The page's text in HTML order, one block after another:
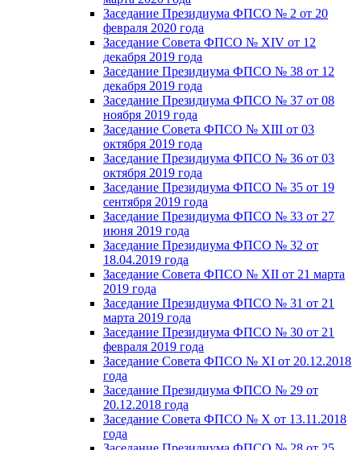
Заседание Президиума ФПСО № 2 от 20
февраля 2020 года
Заседание Совета ФПСО № XIV от 12
декабря 2019 года
Заседание Президиума ФПСО № 38 от 12
декабря 2019 года
Заседание Президиума ФПСО № 37 от 08
ноября 2019 года
Заседание Совета ФПСО № XIII от 03
октября 2019 года
Заседание Президиума ФПСО № 36 от 03
октября 2019 года
Заседание Президиума ФПСО № 35 от 19
сентября 2019 года
Заседание Президиума ФПСО № 33 от 27
июня 2019 года
Заседание Президиума ФПСО № 32 от
18.04.2019 года
Заседание Совета ФПСО № XII от 21 марта
2019 года
Заседание Президиума ФПСО № 31 от 21
марта 2019 года
Заседание Президиума ФПСО № 30 от 21
февраля 2019 года
Заседание Совета ФПСО № XI от 20.12.2018
года
Заседание Президиума ФПСО № 29 от
20.12.2018 года
Заседание Совета ФПСО № X от 13.11.2018
года